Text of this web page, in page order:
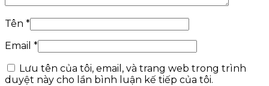
Tên *
Email *
Lưu tên của tôi, email, và trang web trong trình
duyệt này cho lần bình luận kế tiếp của tôi.